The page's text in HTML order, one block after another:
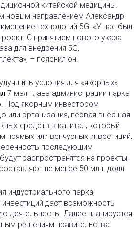
китайской медицины.
новым направлением Александр
технологий 5G. «У нас был
С принятием нового указа
для внедрения 5G,
– пояснил он.
условия для «якорных»
7 мая глава администрации парка
Под якорным инвестором
или организация, первая внесшая
средств в капитал, который
прямых или венчурных инвестиций,
последующим
распространятся на проекты,
не менее 50 млн. долл.
индустриального парка,
инвестиций даст возможность
деятельность. Далее планируется
решениям правительства